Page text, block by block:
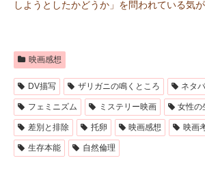
しようとしたかどうか」を問われている気が
映画感想
DV描写 ザリガニの鳴くところ ネタ
フェミニズム ミステリー映画 女性の
差別と排除 托卵 映画感想 映画
生存本能 自然倫理